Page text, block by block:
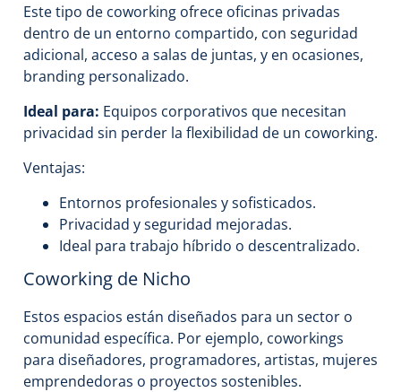
Este tipo de coworking ofrece oficinas privadas
dentro de un entorno compartido, con seguridad
adicional, acceso a salas de juntas, y en ocasiones,
branding personalizado.
Ideal para: Equipos corporativos que necesitan
privacidad sin perder la flexibilidad de un coworking.
Ventajas:
Entornos profesionales y sofisticados.
Privacidad y seguridad mejoradas.
Ideal para trabajo híbrido o descentralizado.
Coworking de Nicho
Estos espacios están diseñados para un sector o
comunidad específica. Por ejemplo, coworkings
para diseñadores, programadores, artistas, mujeres
emprendedoras o proyectos sostenibles.